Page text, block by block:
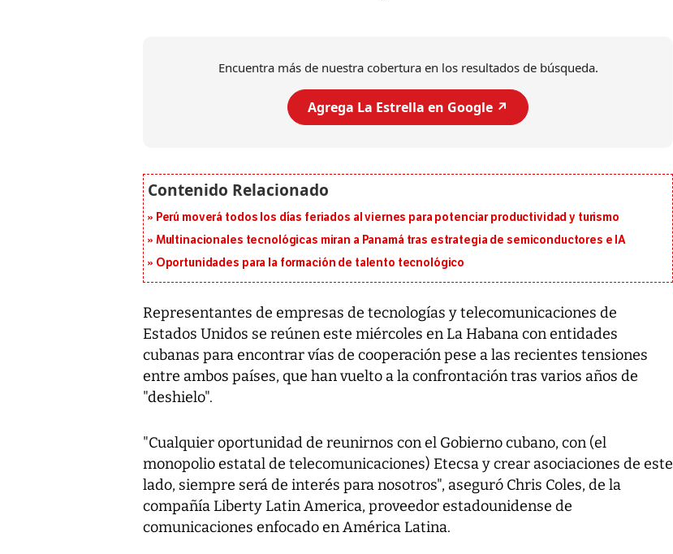
Encuentra más de nuestra cobertura en los resultados de búsqueda.
Agrega La Estrella en Google ↗️
Perú moverá todos los días feriados al viernes para potenciar productividad y turismo
Multinacionales tecnológicas miran a Panamá tras estrategia de semiconductores e IA
Oportunidades para la formación de talento tecnológico
Representantes de empresas de tecnologías y telecomunicaciones de
Estados Unidos se reúnen este miércoles en La Habana con entidades
cubanas para encontrar vías de cooperación pese a las recientes tensiones
entre ambos países, que han vuelto a la confrontación tras varios años de
"deshielo".
"Cualquier oportunidad de reunirnos con el Gobierno cubano, con (el
monopolio estatal de telecomunicaciones) Etecsa y crear asociaciones de este
lado, siempre será de interés para nosotros", aseguró Chris Coles, de la
compañía Liberty Latin America, proveedor estadounidense de
comunicaciones enfocado en América Latina.
Entre recuerdos y escuetas
da Silva, oficializó este domingo su
candidatura...